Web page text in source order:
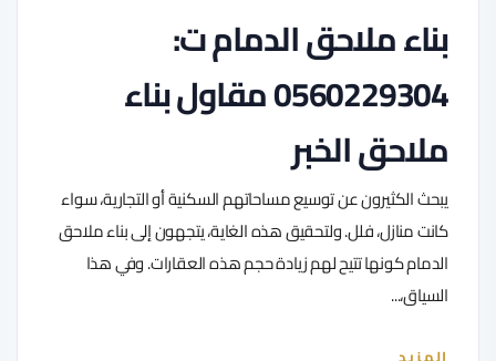
بناء ملاحق الدمام ت:
0560229304 مقاول بناء
ملاحق الخبر
يبحث الكثيرون عن توسيع مساحاتهم السكنية أو التجارية، سواء
كانت منازل، فلل. ولتحقيق هذه الغاية، يتجهون إلى بناء ملاحق
الدمام كونها تتيح لهم زيادة حجم هذه العقارات. وفي هذا
السياق،...